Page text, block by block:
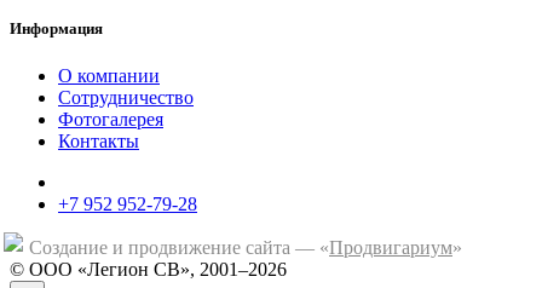
Информация
О компании
Сотрудничество
Фотогалерея
Контакты
+7 952 952-79-28
Создание и продвижение сайта — «Продвигариум»
© ООО «Легион СВ», 2001–2026